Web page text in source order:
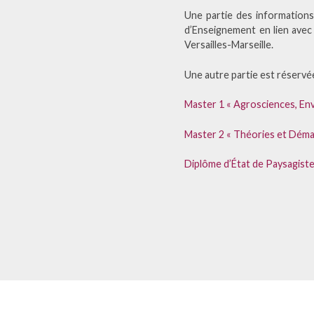
Une partie des
d’Enseignement en lien
Versailles-Marseille.
Une autre partie est
Master 1 « Agrosciences,
Master 2 « Théories et
Diplôme d’État de